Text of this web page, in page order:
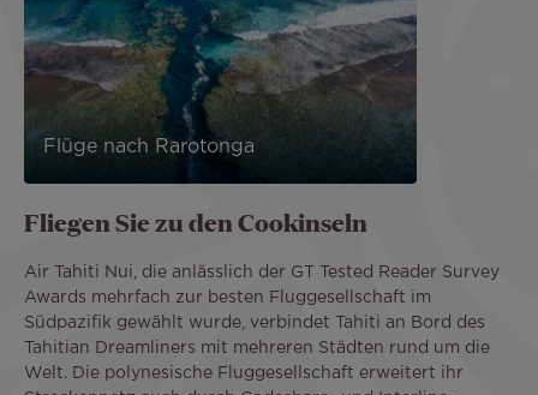
Flüge nach Rarotonga
Fliegen Sie zu den Cookinseln
Air Tahiti Nui, die anlässlich der GT Tested Reader Survey
Awards mehrfach zur besten Fluggesellschaft im
Südpazifik gewählt wurde, verbindet Tahiti an Bord des
Tahitian Dreamliners mit mehreren Städten rund um die
Welt. Die polynesische Fluggesellschaft erweitert ihr